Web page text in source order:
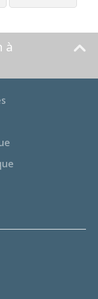
à